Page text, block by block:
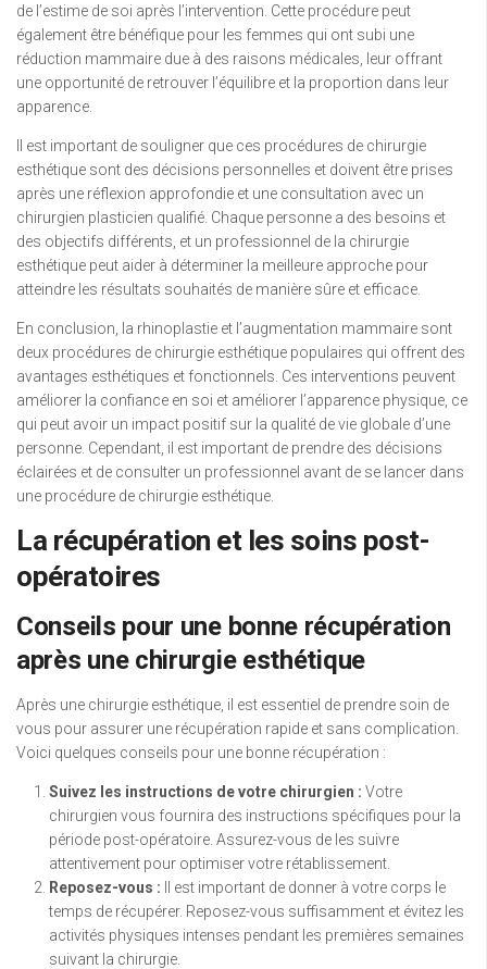
de l’estime de soi après l’intervention. Cette procédure peut
également être bénéfique pour les femmes qui ont subi une
réduction mammaire due à des raisons médicales, leur offrant
une opportunité de retrouver l’équilibre et la proportion dans leur
apparence.
Il est important de souligner que ces procédures de chirurgie
esthétique sont des décisions personnelles et doivent être prises
après une réflexion approfondie et une consultation avec un
chirurgien plasticien qualifié. Chaque personne a des besoins et
des objectifs différents, et un professionnel de la chirurgie
esthétique peut aider à déterminer la meilleure approche pour
atteindre les résultats souhaités de manière sûre et efficace.
En conclusion, la rhinoplastie et l’augmentation mammaire sont
deux procédures de chirurgie esthétique populaires qui offrent des
avantages esthétiques et fonctionnels. Ces interventions peuvent
améliorer la confiance en soi et améliorer l’apparence physique, ce
qui peut avoir un impact positif sur la qualité de vie globale d’une
personne. Cependant, il est important de prendre des décisions
éclairées et de consulter un professionnel avant de se lancer dans
une procédure de chirurgie esthétique.
La récupération et les soins post-
opératoires
Conseils pour une bonne récupération
après une chirurgie esthétique
Après une chirurgie esthétique, il est essentiel de prendre soin de
vous pour assurer une récupération rapide et sans complication.
Voici quelques conseils pour une bonne récupération :
Suivez les instructions de votre chirurgien : Votre
chirurgien vous fournira des instructions spécifiques pour la
période post-opératoire. Assurez-vous de les suivre
attentivement pour optimiser votre rétablissement.
Reposez-vous : Il est important de donner à votre corps le
temps de récupérer. Reposez-vous suffisamment et évitez les
activités physiques intenses pendant les premières semaines
suivant la chirurgie.